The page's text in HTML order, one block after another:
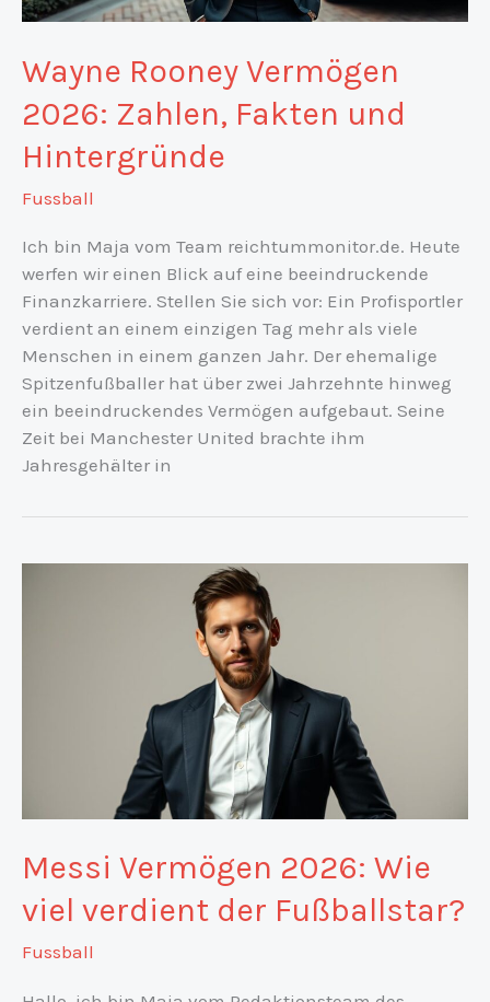
Wayne Rooney Vermögen
2026: Zahlen, Fakten und
Hintergründe
Fussball
Ich bin Maja vom Team reichtummonitor.de. Heute
werfen wir einen Blick auf eine beeindruckende
Finanzkarriere. Stellen Sie sich vor: Ein Profisportler
verdient an einem einzigen Tag mehr als viele
Menschen in einem ganzen Jahr. Der ehemalige
Spitzenfußballer hat über zwei Jahrzehnte hinweg
ein beeindruckendes Vermögen aufgebaut. Seine
Zeit bei Manchester United brachte ihm
Jahresgehälter in
Messi Vermögen 2026: Wie
viel verdient der Fußballstar?
Fussball